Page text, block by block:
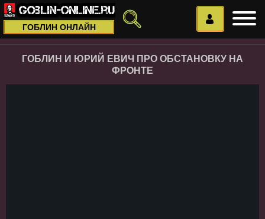
ГОБЛИН ОНЛАЙН
ГОБЛИН И ЮРИЙ ЕВИЧ ПРО ОБСТАНОВКУ НА
ФРОНТЕ